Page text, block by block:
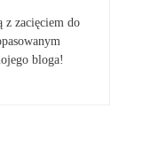
z zacięciem do
bloga!